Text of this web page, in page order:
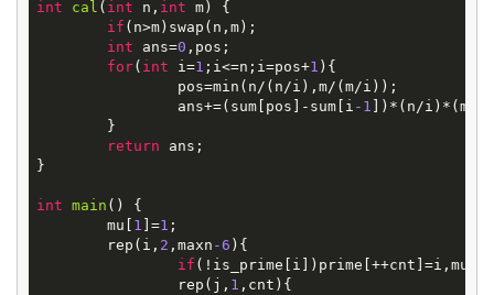
int
cal ( int n, int m)
{
if (n>m)swap(n,m);
int ans=0 ,pos;
for( int i=1 ;i<=n;i=pos+1 ){
		ans+=(sum[pos]-sum[i
-1 ])*(n/i)*(m/
return ans;
}
int main ()
{
	mu[
1 ]=1 ;
	rep(i,
2 ,maxn -6 ){
if
		rep(j,
1 ,cnt){